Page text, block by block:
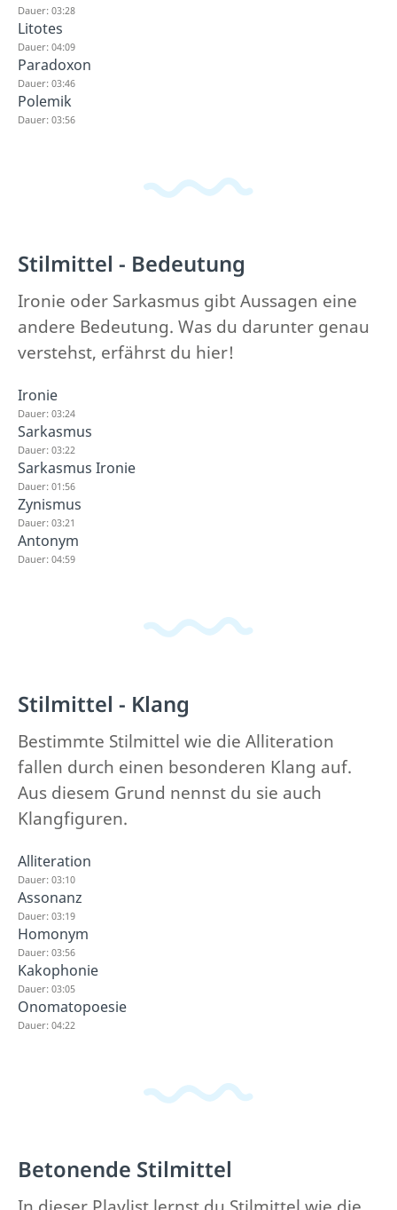
Dauer: 03:28
Litotes
Dauer: 04:09
Paradoxon
Dauer: 03:46
Polemik
Dauer: 03:56
Stilmittel - Bedeutung
Ironie oder Sarkasmus gibt Aussagen eine
andere Bedeutung. Was du darunter genau
verstehst, erfährst du hier!
Ironie
Dauer: 03:24
Sarkasmus
Dauer: 03:22
Sarkasmus Ironie
Dauer: 01:56
Zynismus
Dauer: 03:21
Antonym
Dauer: 04:59
Stilmittel - Klang
Bestimmte Stilmittel wie die Alliteration
fallen durch einen besonderen Klang auf.
Aus diesem Grund nennst du sie auch
Klangfiguren.
Alliteration
Dauer: 03:10
Assonanz
Dauer: 03:19
Homonym
Dauer: 03:56
Kakophonie
Dauer: 03:05
Onomatopoesie
Dauer: 04:22
Betonende Stilmittel